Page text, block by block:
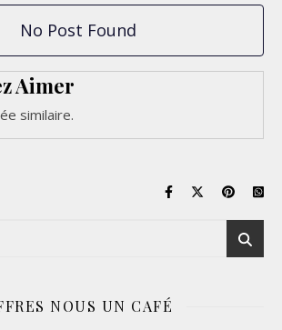
No Post Found
Aimer
similaire.
NOUS UN CAFÉ